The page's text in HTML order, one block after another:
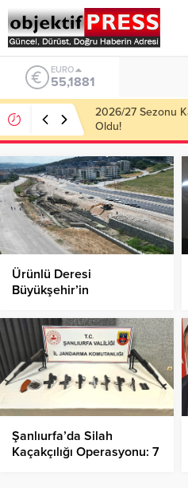
ALTIN
6.660,55
2026/27 Sezonu
Oldu!
Ürünlü Deresi
Büyükşehir’in
Şanlıurfa’da Silah
Kaçakçılığı Operasyonu: 7